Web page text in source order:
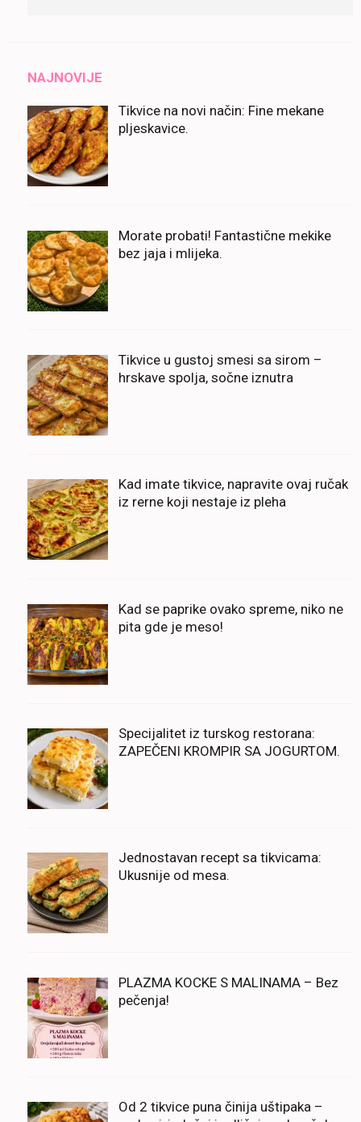
NAJNOVIJE
Tikvice na novi način: Fine mekane
pljeskavice.
Morate probati! Fantastične mekike
bez jaja i mlijeka.
Tikvice u gustoj smesi sa sirom –
hrskave spolja, sočne iznutra
Kad imate tikvice, napravite ovaj ručak
iz rerne koji nestaje iz pleha
Kad se paprike ovako spreme, niko ne
pita gde je meso!
Specijalitet iz turskog restorana:
ZAPEČENI KROMPIR SA JOGURTOM.
Jednostavan recept sa tikvicama:
Ukusnije od mesa.
PLAZMA KOCKE S MALINAMA – Bez
pečenja!
Od 2 tikvice puna činija uštipaka –